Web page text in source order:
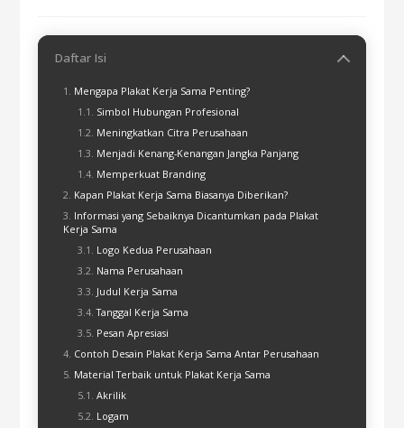
Daftar Isi
Mengapa Plakat Kerja Sama Penting?
Simbol Hubungan Profesional
Meningkatkan Citra Perusahaan
Menjadi Kenang-Kenangan Jangka Panjang
Memperkuat Branding
Kapan Plakat Kerja Sama Biasanya Diberikan?
Informasi yang Sebaiknya Dicantumkan pada Plakat
Kerja Sama
Logo Kedua Perusahaan
Nama Perusahaan
Judul Kerja Sama
Tanggal Kerja Sama
Pesan Apresiasi
Contoh Desain Plakat Kerja Sama Antar Perusahaan
Material Terbaik untuk Plakat Kerja Sama
Akrilik
Logam